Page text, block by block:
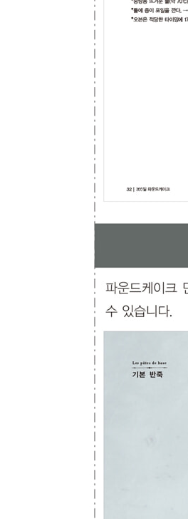
가을의 티타임
다르질링과 포도[Q]
차이[H]
커피와 럼 레이즌[Q]
캐러멜 케이크
프루이 루주 플로랑탱[Q]
캐러멜과 서양배 마블
캐러멜[Q]
견과류 케이크
견과류 가득 케이크[Q]
팽 드 젠 풍 케이크[G]
향신료 케이크
프룬 오렌지 시나몬 조
생강[H]
팔각과 무화과[Q]
가을의 케이크 살레
연어와 시금치[S]
버섯과 살라미[S]
호두와 고르곤졸라[S]
즐거운 겨울의 케이크
초콜릿 케이크
화이트 초콜릿과 유자
더블 초콜릿[H]